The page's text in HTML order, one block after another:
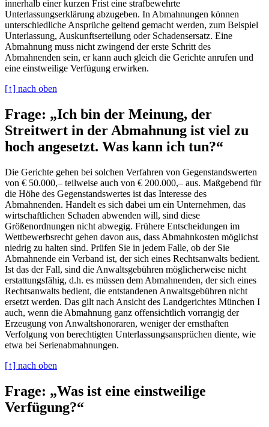
innerhalb einer kurzen Frist eine strafbewehrte
Unterlassungserklärung abzugeben. In Abmahnungen können
unterschiedliche Ansprüche geltend gemacht werden, zum Beispiel
Unterlassung, Auskunftserteilung oder Schadensersatz. Eine
Abmahnung muss nicht zwingend der erste Schritt des
Abmahnenden sein, er kann auch gleich die Gerichte anrufen und
eine einstweilige Verfügung erwirken.
[↑] nach oben
Frage: „Ich bin der Meinung, der
Streitwert in der Abmahnung ist viel zu
hoch angesetzt. Was kann ich tun?“
Die Gerichte gehen bei solchen Verfahren von Gegenstandswerten
von € 50.000,– teilweise auch von € 200.000,– aus. Maßgebend für
die Höhe des Gegenstandswertes ist das Interesse des
Abmahnenden. Handelt es sich dabei um ein Unternehmen, das
wirtschaftlichen Schaden abwenden will, sind diese
Größenordnungen nicht abwegig. Frühere Entscheidungen im
Wettbewerbsrecht gehen davon aus, dass Abmahnkosten möglichst
niedrig zu halten sind. Prüfen Sie in jedem Falle, ob der Sie
Abmahnende ein Verband ist, der sich eines Rechtsanwalts bedient.
Ist das der Fall, sind die Anwaltsgebühren möglicherweise nicht
erstattungsfähig, d.h. es müssen dem Abmahnenden, der sich eines
Rechtsanwalts bedient, die entstandenen Anwaltsgebühren nicht
ersetzt werden. Das gilt nach Ansicht des Landgerichtes München I
auch, wenn die Abmahnung ganz offensichtlich vorrangig der
Erzeugung von Anwaltshonoraren, weniger der ernsthaften
Verfolgung von berechtigten Unterlassungsansprüchen diente, wie
etwa bei Serienabmahnungen.
[↑] nach oben
Frage: „Was ist eine einstweilige
Verfügung?“